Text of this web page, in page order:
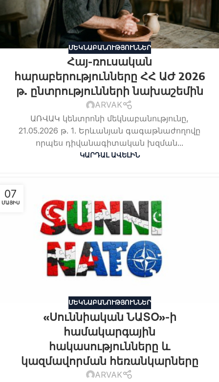
ՄԵԿՆԱԲԱՆՈՒԹՅՈՒՆՆԵՐ
Հայ-ռուսական
հարաբերությունները ՀՀ ԱԺ 2026
թ. ընտրությունների նախաշեմին
ARVAK
ԱՌՎԱԿ կենտրոնի մեկնաբանությունը,
21.05.2026 թ. 1. Երևանյան գագաթնաժողովը
որպես դիվանագիտական խզման...
ԿԱՐԴԱԼ ԱՎԵԼԻՆ
07
ՄԱՅԻՍ
ՄԵԿՆԱԲԱՆՈՒԹՅՈՒՆՆԵՐ
«Սուննիական ՆԱՏՕ»-ի
համակարգային
հակասությունները և
կազմավորման հեռանկարները
ARVAK